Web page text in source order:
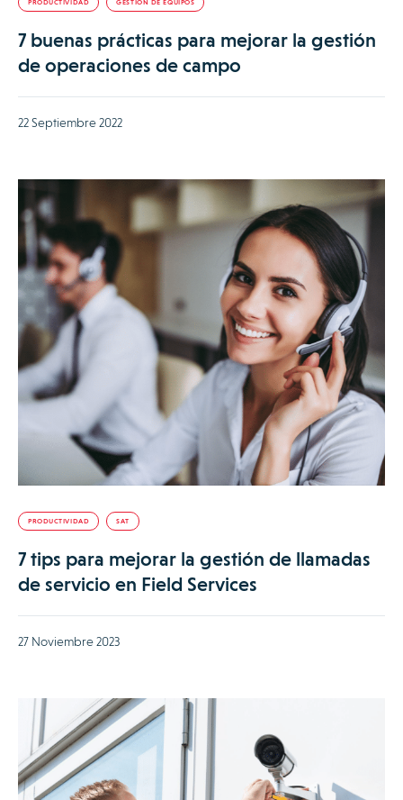
PRODUCTIVIDAD GESTIÓN DE EQUIPOS
7 buenas prácticas para mejorar la gestión
de operaciones de campo
22 Septiembre 2022
PRODUCTIVIDAD SAT
7 tips para mejorar la gestión de llamadas
de servicio en Field Services
27 Noviembre 2023